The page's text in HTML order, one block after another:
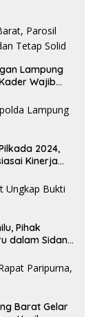
Lampung
Wajib
2024,
Kinerja
Pihak
dalam Sidang
Barat Gelar